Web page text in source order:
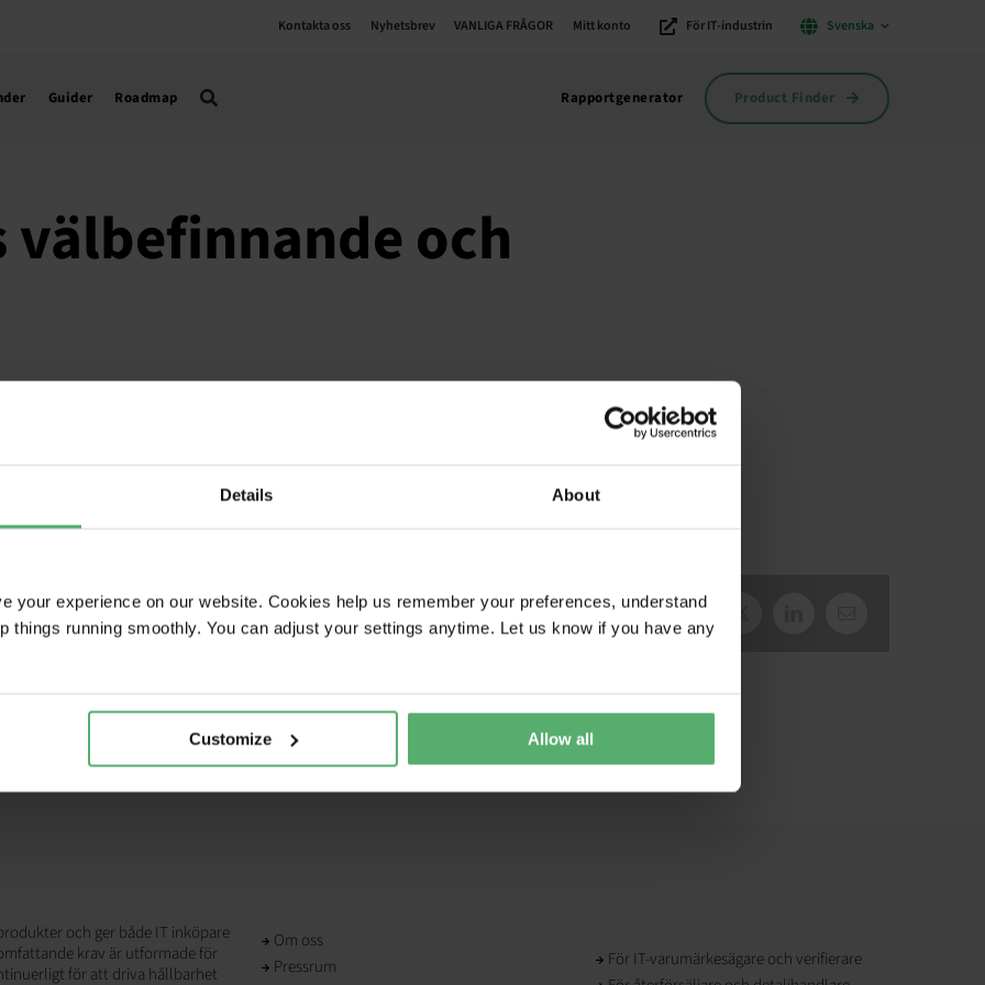
Details About
your experience on our website. Cookies help us remember your preferences, understand
things running smoothly. You can adjust your settings anytime. Let us know if you have any
Customize Allow all
Kontakta oss Nyhetsbrev VANLIGA FRÅGOR Mitt konto För IT-industrin Svenska
Guider Roadmap Rapportgenerator Product Finder
och
samt främja högre lönenivåer är arbetsveckan begränsad till 60 timmar.
Facebook
och ger både IT inköpare
krav är utformade för
för att driva hållbarhet
Om oss
Pressrum
För IT-varumärkesägare och verifierare